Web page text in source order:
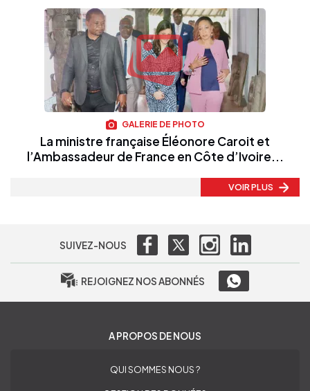
GALERIE DE PHOTO
La ministre française Éléonore Caroit et
l’Ambassadeur de France en Côte d’Ivoire...
VOIR PLUS
SUIVEZ-NOUS
REJOIGNEZ NOS ABONNÉS
A PROPOS DE NOUS
QUI SOMMES NOUS ?